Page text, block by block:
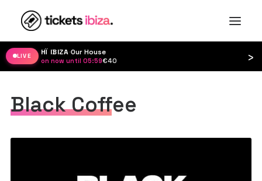
LIVE HÏ IBIZA·Our House
on now until 05:59·€40 ›
Black Coffee